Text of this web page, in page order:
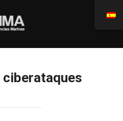
ciberataques